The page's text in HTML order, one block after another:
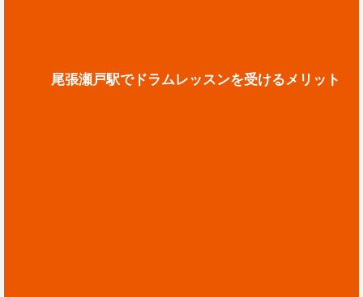
尾張瀬戸駅でドラムレッスンを受けるメリット